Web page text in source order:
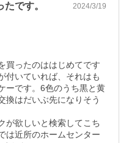
です。 2024/3/19
買ったのははじめてです
付いていれば、それはも
ーです。6色のうち黒と黄
換はだいぶ先になりそう
が欲しいと検索してこち
は近所のホームセンター